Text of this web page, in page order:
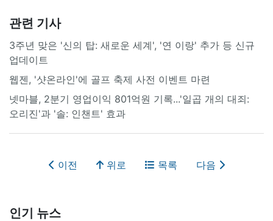
관련 기사
3주년 맞은 '신의 탑: 새로운 세계', '연 이랑' 추가 등 신규
업데이트
웹젠, '샷온라인'에 골프 축제 사전 이벤트 마련
넷마블, 2분기 영업이익 801억원 기록...'일곱 개의 대죄:
오리진'과 '솔: 인챈트' 효과
이전 위로 목록 다음
인기 뉴스